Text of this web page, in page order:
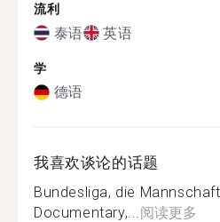
流利
泰语 英语
学
德语
我喜欢谈论的话题
Bundesliga, die
Documentary,...阅读更多